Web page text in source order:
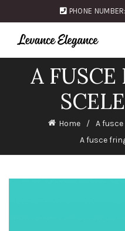
PHONE NUMBER:
A
Home
A
A fusce